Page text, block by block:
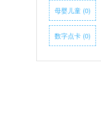
母婴儿童 (0)
数字点卡 (0)